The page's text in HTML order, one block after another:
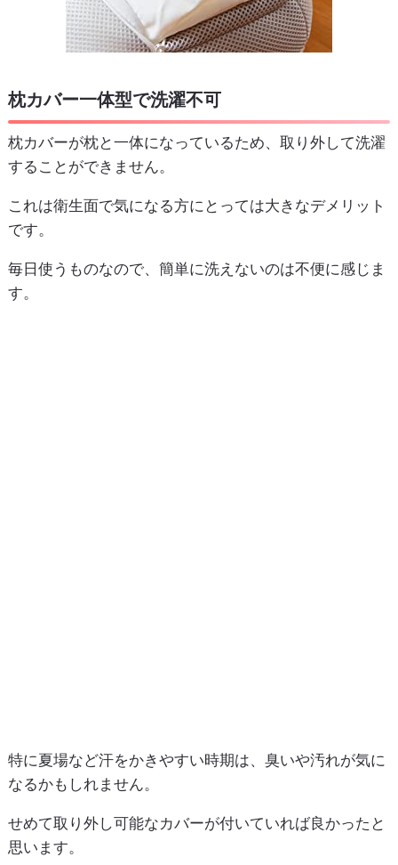
枕カバー一体型で洗濯不可
枕カバーが枕と一体になっているため、取り外して洗濯
することができません。
これは衛生面で気になる方にとっては大きなデメリット
です。
毎日使うものなので、簡単に洗えないのは不便に感じま
す。
特に夏場など汗をかきやすい時期は、臭いや汚れが気に
なるかもしれません。
せめて取り外し可能なカバーが付いていれば良かったと
思います。